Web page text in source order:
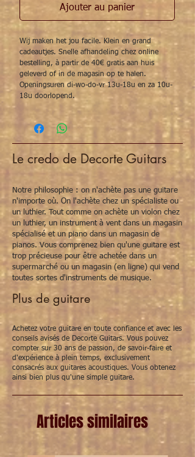
Ajouter au panier
Wij maken het jou facile. Klein en grand
cadeautjes. Snelle afhandeling chez online
bestelling, à partir de 40€ gratis aan huis
geleverd of in de magasin op te halen.
Openingsuren di-wo-do-vr 13u-18u en za 10u-
18u doorlopend.
Le credo de Decorte Guitars
Notre philosophie : on n'achète pas une guitare
n'importe où. On l'achète chez un spécialiste ou
un luthier. Tout comme on achète un violon chez
un luthier, un instrument à vent dans un magasin
spécialisé et un piano dans un magasin de
pianos. Vous comprenez bien qu'une guitare est
trop précieuse pour être achetée dans un
supermarché ou un magasin (en ligne) qui vend
toutes sortes d'instruments de musique.
Plus de guitare
Achetez votre guitare en toute confiance et avec les
conseils avisés de Decorte Guitars. Vous pouvez
compter sur 30 ans de passion, de savoir-faire et
d'expérience à plein temps, exclusivement
consacrés aux guitares acoustiques. Vous obtenez
ainsi bien plus qu'une simple guitare.
Articles similaires